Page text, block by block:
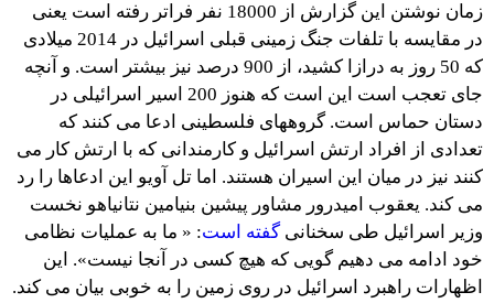
زمان نوشتن این گزارش از 18000 نفر فراتر رفته است یعنی
در مقایسه با تلفات جنگ زمینی قبلی اسرائیل در 2014 میلادی
که 50 روز به درازا کشید، از 900 درصد نیز بیشتر است. و آنچه
جای تعجب است این است که هنوز 200 اسیر اسرائیلی در
دستان حماس است. گروههای فلسطینی ادعا می کنند که
تعدادی از افراد ارتش اسرائیل و کارمندانی که با ارتش کار می
کنند نیز در میان این اسیران هستند. اما تل آویو این ادعاها را رد
می کند. یعقوب امیدرور مشاور پیشین بنیامین نتانیاهو نخست
وزیر اسرائیل طی سخنانی گفته است: « ما به عملیات نظامی
خود ادامه می دهیم گویی که هیچ کسی در آنجا نیست». این
اظهارات راهبرد اسرائیل در روی زمین را به خوبی بیان می کند.